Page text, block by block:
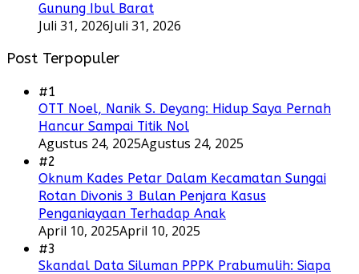
Gunung Ibul Barat
Juli 31, 2026Juli 31, 2026
Post Terpopuler
#1
OTT Noel, Nanik S. Deyang: Hidup Saya Pernah
Hancur Sampai Titik Nol
Agustus 24, 2025Agustus 24, 2025
#2
Oknum Kades Petar Dalam Kecamatan Sungai
Rotan Divonis 3 Bulan Penjara Kasus
Penganiayaan Terhadap Anak
April 10, 2025April 10, 2025
#3
Skandal Data Siluman PPPK Prabumulih: Siapa